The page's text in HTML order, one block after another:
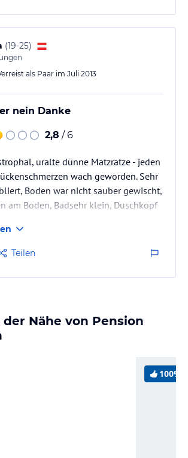
(19-25)
als Paar im Juli 2013
nein Danke
2,8 / 6
uralte dünne Matzratze - jeden
wach geworden. Sehr
Boden war nicht sauber gewischt,
am Boden, Badsehr klein, Duschkopf
zusammengebracht
und sehr kleine Auswahl
ist die Nähe zum See.
Teilen
Nähe von Pension
100%